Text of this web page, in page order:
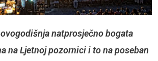
natprosječno bogata
na Ljetnoj pozornici i to na poseban